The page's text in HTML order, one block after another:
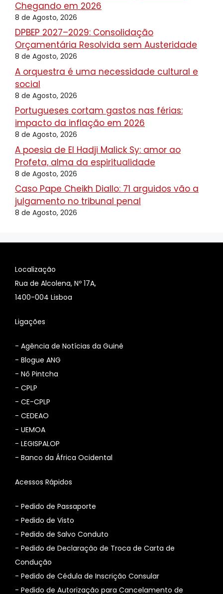
Chegando em 2026
8 de Agosto, 2026
DPBEP 2027–2029: Consolidação
Orçamentária Resolvida sem Austeridade
8 de Agosto, 2026
A orquestra é uma necessidade cultural e
social
8 de Agosto, 2026
Portugueses cortam gastos nas férias:
impacto da inflação em 2026
8 de Agosto, 2026
A poesia de El Hadji Malick Sy: amor ao
Profeta, alma da espiritualidade
8 de Agosto, 2026
Caso Pape Cheikh Diallo: 71 arguidos vão a
julgamento no tribunal penal
8 de Agosto, 2026
Localização
Rua de Alcolena, Nº 17A,
1400-004 Lisboa
Ligações
- Agência de Notícias da Guiné
- Blogue ANG
- Nô Pintcha
- CPLP
- CE-CPLP
- CEDEAO
- UEMOA
- LEGISPALOP
- Banco da África Ocidental
Acessos Rápidos
- Pedido de Passaporte
- Pedido de Visto
- Pedido de Salvo Conduto
- Pedido de Declaração de Troca de Carta de
Condução
- Pedido de Cédula de Inscrição Consular
- Pedido de Autorização para Cancelamento de